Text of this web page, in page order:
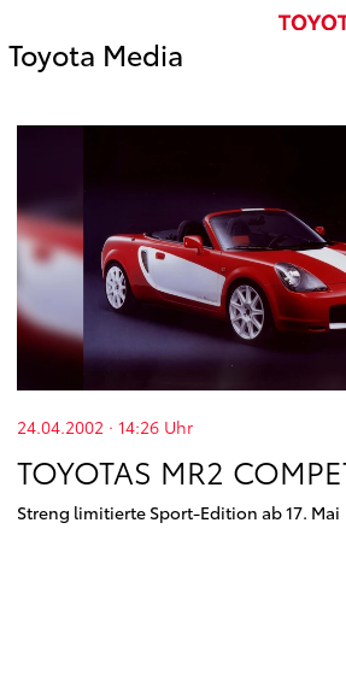
Toyota Media
24.04.2002 · 14:26 Uhr
TOYOTAS MR2
Streng limitierte Sport-Edition ab 17. Mai